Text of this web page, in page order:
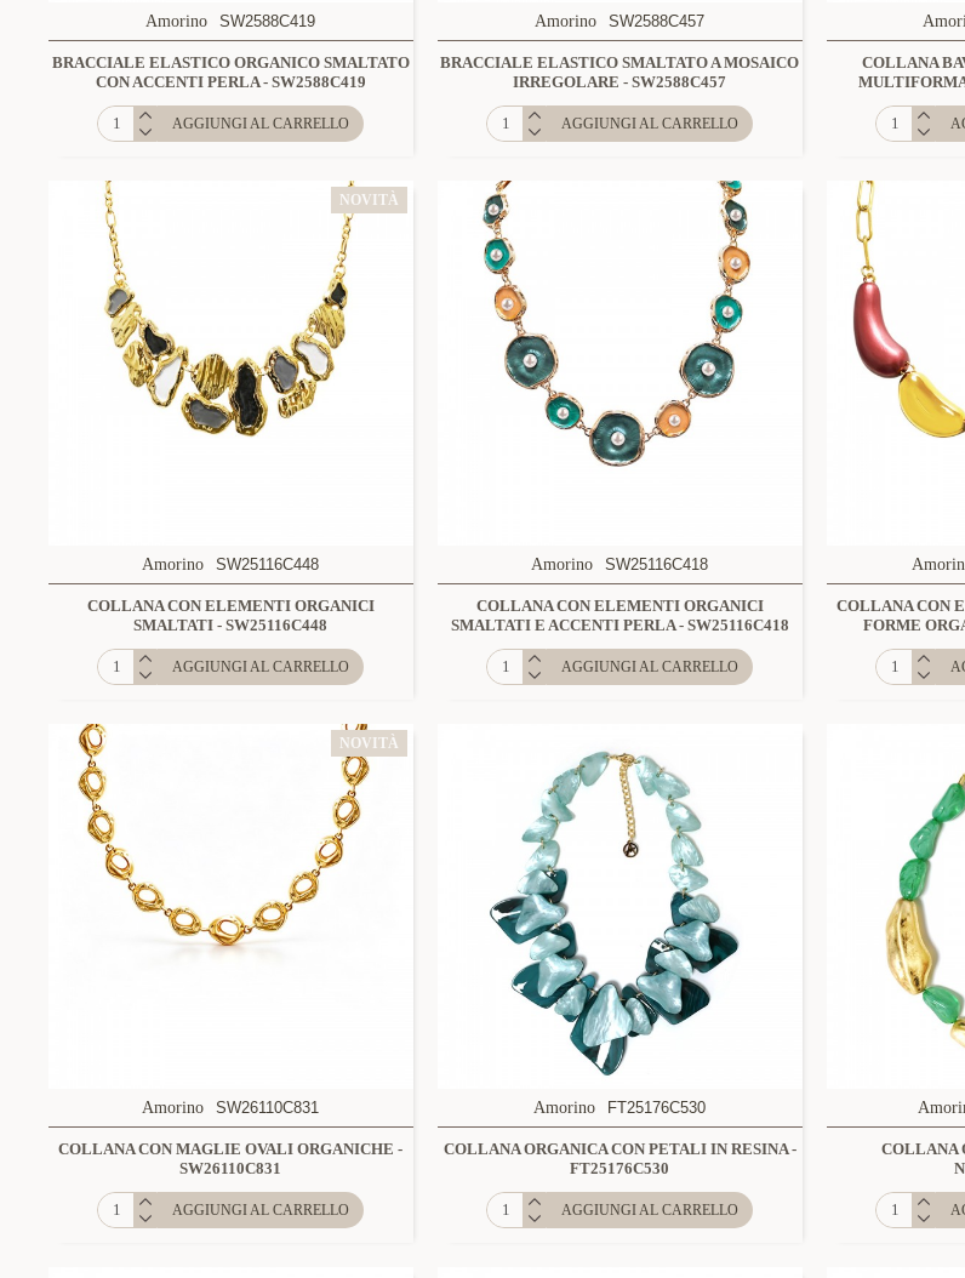
Amorino SW2588C419
BRACCIALE ELASTICO ORGANICO SMALTATO
CON ACCENTI PERLA - SW2588C419
AGGIUNGI AL CARRELLO
Amorino SW2588C457
BRACCIALE ELASTICO SMALTATO A MOSAICO
IRREGOLARE - SW2588C457
AGGIUNGI AL CARRELLO
COLLANA
NOVITÀ
Amorino SW25116C448
COLLANA CON ELEMENTI ORGANICI
SMALTATI - SW25116C448
AGGIUNGI AL CARRELLO
Amorino SW25116C418
COLLANA CON ELEMENTI ORGANICI
SMALTATI E ACCENTI PERLA - SW25116C418
AGGIUNGI AL CARRELLO
COLLANA CON
FORME
NOVITÀ
Amorino SW26110C831
COLLANA CON MAGLIE OVALI ORGANICHE -
SW26110C831
AGGIUNGI AL CARRELLO
Amorino FT25176C530
COLLANA ORGANICA CON PETALI IN RESINA -
FT25176C530
AGGIUNGI AL CARRELLO
COLLANA